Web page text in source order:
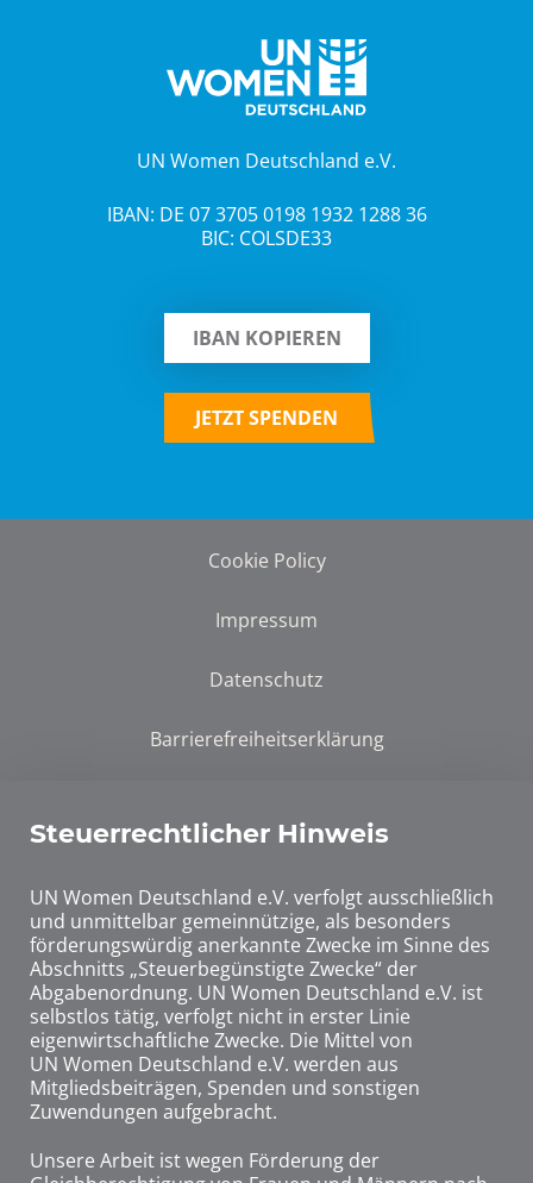
UN Women Deutschland e.V.
IBAN: DE 07 3705 0198 1932 1288 36
BIC: COLSDE33
IBAN KOPIEREN
JETZT SPENDEN
Cookie Policy
Impressum
Datenschutz
Barrierefreiheitserklärung
Steuerrechtlicher Hinweis
UN Women Deutschland e.V. verfolgt ausschließlich
und unmittelbar gemeinnützige, als besonders
förderungswürdig anerkannte Zwecke im Sinne des
Abschnitts „Steuerbegünstigte Zwecke“ der
Abgabenordnung. UN Women Deutschland e.V. ist
selbstlos tätig, verfolgt nicht in erster Linie
eigenwirtschaftliche Zwecke. Die Mittel von
UN Women Deutschland e.V. werden aus
Mitgliedsbeiträgen, Spenden und sonstigen
Zuwendungen aufgebracht.
Unsere Arbeit ist wegen Förderung der